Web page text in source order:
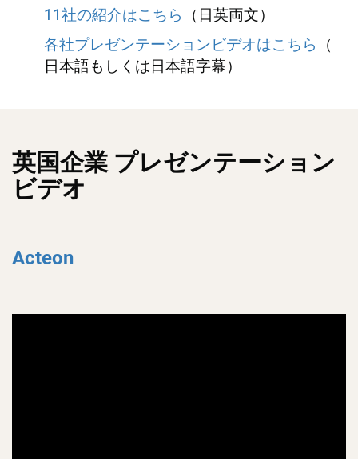
11社の紹介はこちら （日英両文）
各社プレゼンテーションビデオはこちら （
日本語もしくは日本語字幕）
英国企業 プレゼンテーション
ビデオ
Acteon